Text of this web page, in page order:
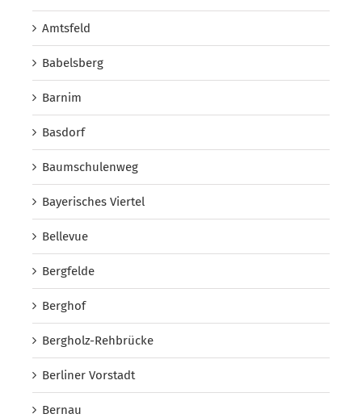
Amtsfeld
Babelsberg
Barnim
Basdorf
Baumschulenweg
Bayerisches Viertel
Bellevue
Bergfelde
Berghof
Bergholz-Rehbrücke
Berliner Vorstadt
Bernau